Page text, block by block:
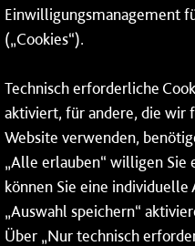
06131 – 12 77 77
Fax: 06131 – 12 66 66
* Montags bis freitags bis
Wochenenden und
Anrufe je nach
RMV oder von nextbike
ausschließlich Auskünfte
meinRad.
Einwilligungsmanagement
(„Cookies“).
Technisch erforderliche
aktiviert, für andere, die wir
Website verwenden,
„Alle erlauben“ willigen Sie
können Sie eine
„Auswahl speichern“
Über „Nur technisch